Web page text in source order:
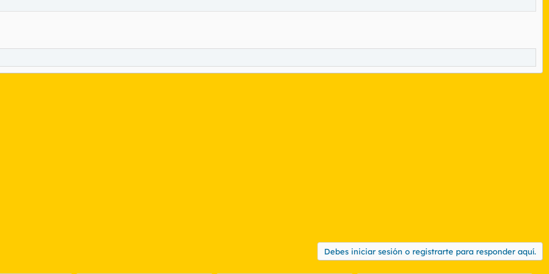
Debes iniciar sesión o registrarte para responder aquí.